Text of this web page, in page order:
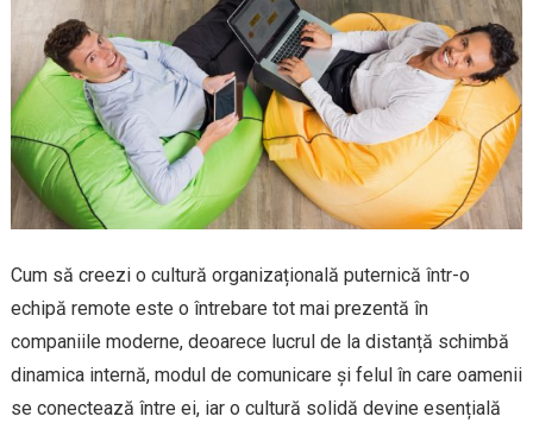
Cum să creezi o cultură organizațională puternică într-o
echipă remote este o întrebare tot mai prezentă în
companiile moderne, deoarece lucrul de la distanță schimbă
dinamica internă, modul de comunicare și felul în care oamenii
se conectează între ei, iar o cultură solidă devine esențială